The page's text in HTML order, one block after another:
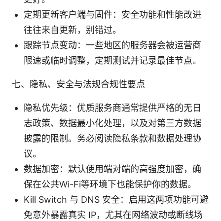
定期更新客户端与固件：安全功能和性能改进
往往来自更新，别错过。
跟踪节点变动：一些地区的服务器会被运营商
限速或临时调整，定期测试并记录最佳节点。
七、隐私、安全与法规合规性要点
隐私优先级：优质服务商通常提供严格的无日
志政策、数据最小化处理，以及对第三方数据
披露的限制。务必阅读隐私条款和数据处理协
议。
数据加密：默认使用端对端的高强度加密，确
保在公共Wi-Fi等环境下也能保护你的数据。
Kill Switch 与 DNS 安全：启用这两项功能可避
免意外暴露真实 IP，尤其在网络波动或断线场